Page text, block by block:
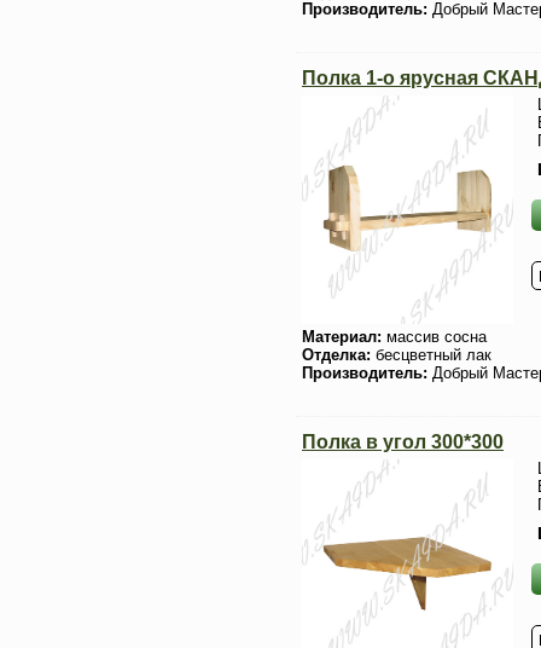
Производитель: Добрый
Полка 1-о ярусная
Материал: массив сосна
Отделка: бесцветный лак
Производитель: Добрый
Полка в угол 300*300